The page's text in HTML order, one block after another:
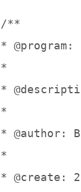
/**
*
*
*
*
* @author:
*
* @create: